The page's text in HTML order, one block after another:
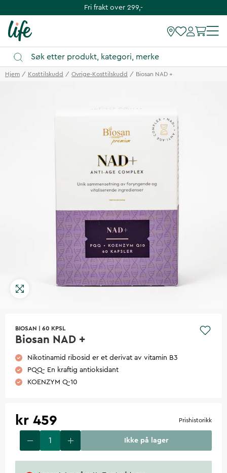
Fri frakt over 299,-
Hjem Kosttilskudd Ovrige-Kosttilskudd Biosan NAD +
BIOSAN 60 KPSL
Biosan NAD +
Nikotinamid ribosid er et derivat av vitamin B3
PQQ- En kraftig antioksidant
KOENZYM Q-10
kr 459 Prishistorikk
Ikke på lager